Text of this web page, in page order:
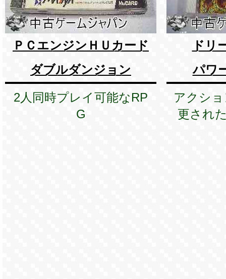
ＰＣエンジンＨＵカード
ダブルダンジョン
2人同時プレイ可能なRP
G
ドリ
パワ
アクシ
更され